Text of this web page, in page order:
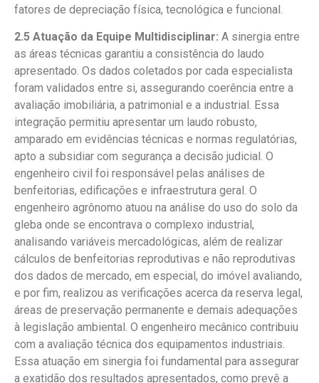
fatores de depreciação física, tecnológica e funcional.
2.5 Atuação da Equipe Multidisciplinar: A sinergia entre
as áreas técnicas garantiu a consistência do laudo
apresentado. Os dados coletados por cada especialista
foram validados entre si, assegurando coerência entre a
avaliação imobiliária, a patrimonial e a industrial. Essa
integração permitiu apresentar um laudo robusto,
amparado em evidências técnicas e normas regulatórias,
apto a subsidiar com segurança a decisão judicial. O
engenheiro civil foi responsável pelas análises de
benfeitorias, edificações e infraestrutura geral. O
engenheiro agrônomo atuou na análise do uso do solo da
gleba onde se encontrava o complexo industrial,
analisando variáveis mercadológicas, além de realizar
cálculos de benfeitorias reprodutivas e não reprodutivas
dos dados de mercado, em especial, do imóvel avaliando,
e por fim, realizou as verificações acerca da reserva legal,
áreas de preservação permanente e demais adequações
à legislação ambiental. O engenheiro mecânico contribuiu
com a avaliação técnica dos equipamentos industriais.
Essa atuação em sinergia foi fundamental para assegurar
a exatidão dos resultados apresentados, como prevê a